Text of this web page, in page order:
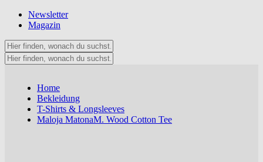
Newsletter
Magazin
Home
Bekleidung
T-Shirts & Longsleeves
Maloja MatonaM. Wood Cotton Tee